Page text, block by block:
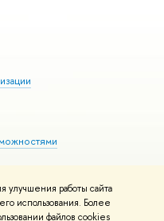
улучшения работы сайта
использования. Более
файлов cookies